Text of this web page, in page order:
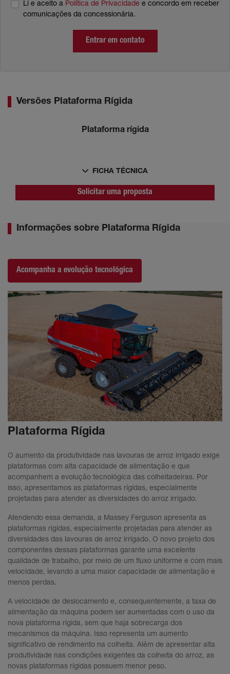
Li e aceito a Política de Privacidade e concordo em receber
comunicações da concessionária.
Entrar em contato
Versões Plataforma Rígida
Plataforma rígida
FICHA TÉCNICA
Solicitar uma proposta
Informações sobre Plataforma Rígida
Acompanha a evolução tecnológica
Plataforma Rígida
O aumento da produtividade nas lavouras de arroz irrigado exige
plataformas com alta capacidade de alimentação e que
acompanhem a evolução tecnológica das colheitadeiras. Por
isso, apresentamos as plataformas rígidas, especialmente
projetadas para atender as diversidades do arroz irrigado.
Atendendo essa demanda, a Massey Ferguson apresenta as
plataformas rígidas, especialmente projetadas para atender as
diversidades das lavouras de arroz irrigado. O novo projeto dos
componentes dessas plataformas garante uma excelente
qualidade de trabalho, por meio de um fluxo uniforme e com mais
velocidade, levando a uma maior capacidade de alimentação e
menos perdas.
A velocidade de deslocamento e, consequentemente, a taxa de
alimentação da máquina podem ser aumentadas com o uso da
nova plataforma rígida, sem que haja sobrecarga dos
mecanismos da máquina. Isso representa um aumento
significativo de rendimento na colheita. Além de apresentar alta
produtividade nas condições exigentes da colheita do arroz, as
novas plataformas rígidas possuem menor peso.